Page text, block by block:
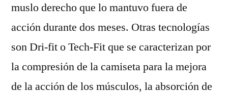
muslo derecho que lo mantuvo fuera de
acción durante dos meses. Otras tecnologías
son Dri-fit o Tech-Fit que se caracterizan por
la compresión de la camiseta para la mejora
de la acción de los músculos, la absorción de